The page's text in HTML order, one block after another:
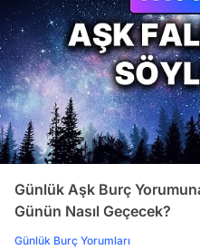
Günlük Aşk Burç
Günün Nasıl Geçecek?
Günlük Burç Yorumları